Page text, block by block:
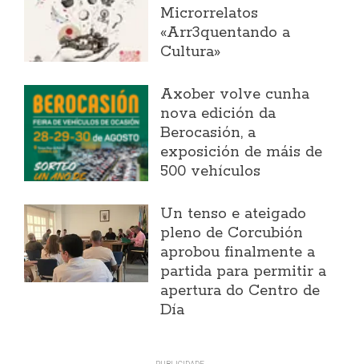
Microrrelatos
«Arr3quentando a
Cultura»
Axober volve cunha
nova edición da
Berocasión, a
exposición de máis de
500 vehículos
Un tenso e ateigado
pleno de Corcubión
aprobou finalmente a
partida para permitir a
apertura do Centro de
Día